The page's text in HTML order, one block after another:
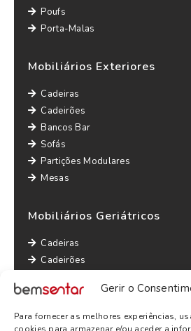
Gerir o
Para fornecer as melhores experiências,
Poufs
Porta-Malas
Mobiliários Exteriores
Cadeiras
Cadeirões
Bancos Bar
Sofás
Partições Modulares
Mesas
Mobiliários Geriátricos
Cadeiras
Cadeirões
Sofás
Outras informações